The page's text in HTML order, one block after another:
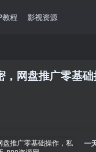
教程 影视资源
，网盘推广零基